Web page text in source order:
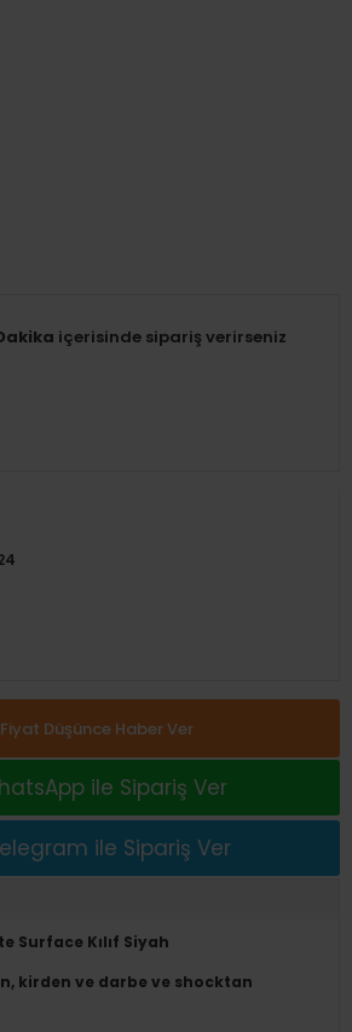
içerisinde sipariş verirseniz
Fiyat Düşünce Haber Ver
ile Sipariş Ver
ile Sipariş Ver
Surface Kılıf Siyah
kirden ve darbe ve shocktan